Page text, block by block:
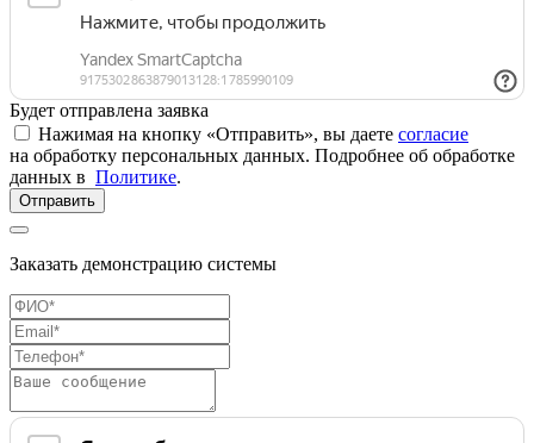
Будет отправлена заявка
Нажимая на кнопку «Отправить», вы даете согласие
на обработку персональных данных. Подробнее об обработке
данных в Политике.
Отправить
Заказать демонстрацию системы